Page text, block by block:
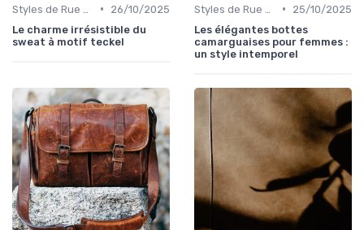
•
26/10/2025
Le charme irrésistible du
sweat à motif teckel
•
25/10/2025
Les élégantes bottes
camarguaises pour femmes :
un style intemporel